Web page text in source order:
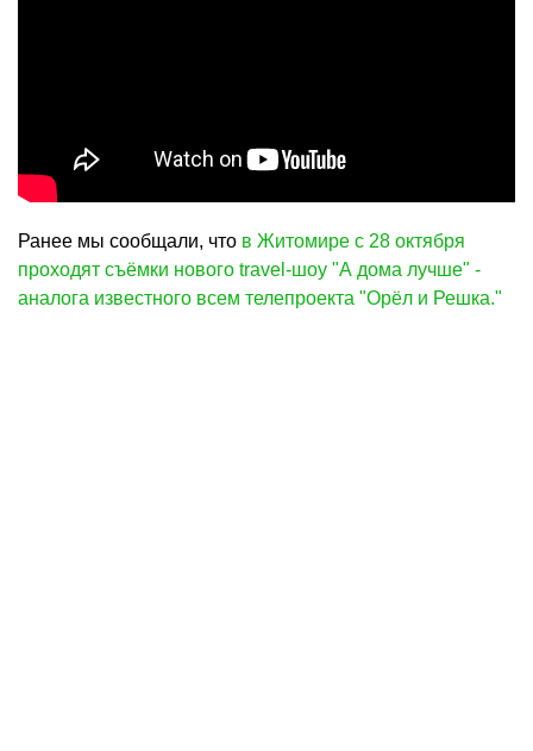
Ранее мы сообщали, что в Житомире с 28 октября
проходят съёмки нового travel-шоу "А дома лучше" -
аналога известного всем телепроекта "Орёл и Решка."